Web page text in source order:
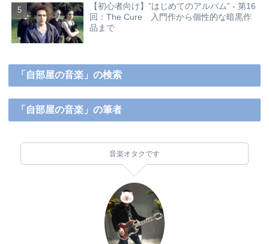
【初心者向け】”はじめてのアルバム” - 第16
回：The Cure 入門作から個性的な暗黒作
品まで
「自部屋の音楽」の検索
「自部屋の音楽」の筆者
音楽オタクです